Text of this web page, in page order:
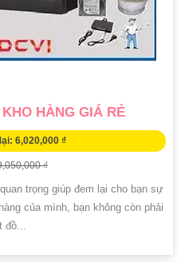
HÀNG GIÁ RẺ
6,020,000 ₫
₫
trọng giúp đem lại cho bạn sự
của mình, bạn không còn phải
đồ...